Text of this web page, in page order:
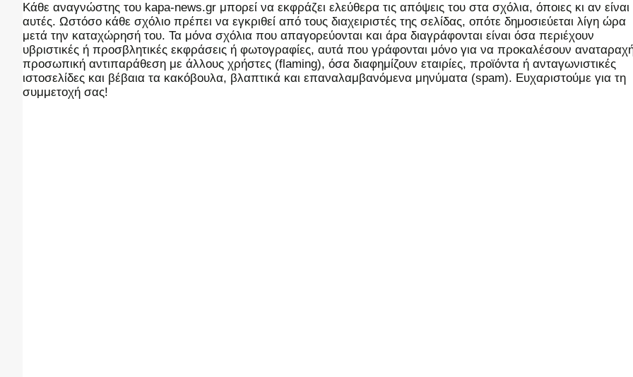
Kάθε αναγνώστης του kapa-news.gr μπορεί να εκφράζει ελεύθερα τις απόψεις του στα σχόλια, όποιες κι αν είναι
αυτές. Ωστόσο κάθε σχόλιο πρέπει να εγκριθεί από τους διαχειριστές της σελίδας, οπότε δημοσιεύεται λίγη ώρα
μετά την καταχώρησή του. Τα μόνα σχόλια που απαγορεύονται και άρα διαγράφονται είναι όσα περιέχουν
υβριστικές ή προσβλητικές εκφράσεις ή φωτογραφίες, αυτά που γράφονται μόνο για να προκαλέσουν
προσωπική αντιπαράθεση με άλλους χρήστες (flaming), όσα διαφημίζουν εταιρίες, προϊόντα ή ανταγωνιστικές
ιστοσελίδες και βέβαια τα κακόβουλα, βλαπτικά και επαναλαμβανόμενα μηνύματα (spam). Ευχαριστούμε για τη
συμμετοχή σας!